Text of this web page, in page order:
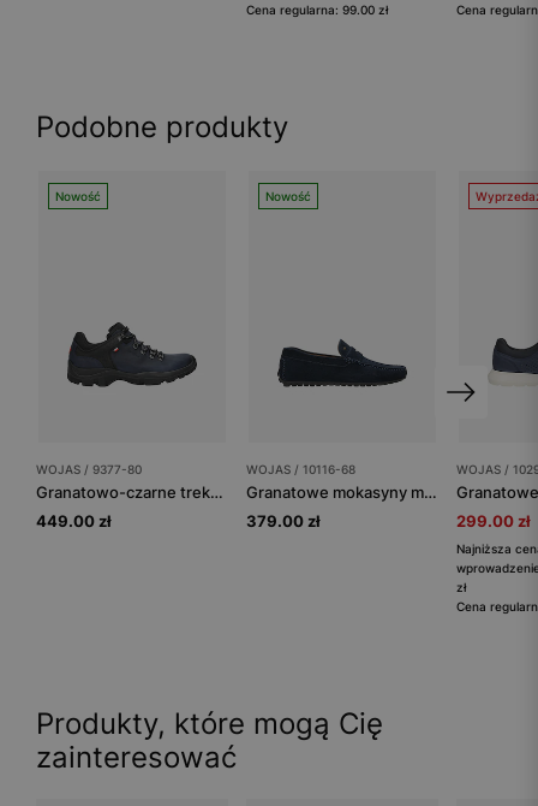
Cena regularna: 99.00 zł
Cena
Podobne produkty
Nowość
WOJAS / 9377-80
Granatowo-czarne trekkingi męskie z dzianiną dystansową
449.00 zł
Nowość
WOJAS / 10116-68
Granatowe mokasyny męskie na czarnej podeszwie
379.00 zł
WOJAS /
299.00 zł
Najniższa
zł
Cena
Produkty, które mogą Cię
zainteresować